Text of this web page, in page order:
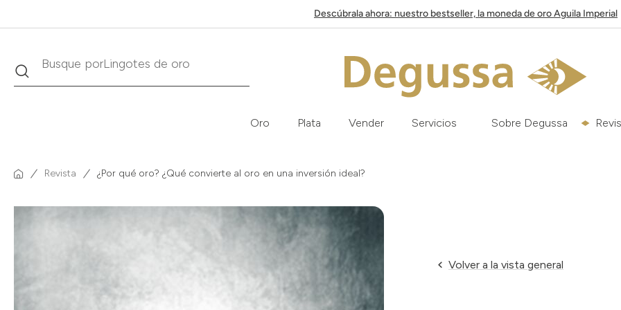
Descúbrala ahora: nuestro bestseller, la moneda de oro Aguila Imperial
BuscarBusque porKrugerrand
Oro Plata Vender Servicios Sobre Degussa
Revista ¿Por qué oro? ¿Qué convierte al oro en una inversión ideal?
Volver a la vista general